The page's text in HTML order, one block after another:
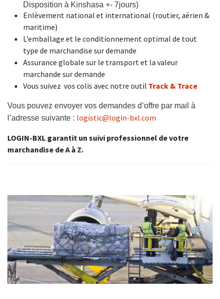
Disposition à Kinshasa +- 7jours)
Enlèvement national et international (routier, aérien &
maritime)
L’emballage et le conditionnement optimal de tout
type de marchandise sur demande
Assurance globale sur le transport et la valeur
marchande sur demande
Vous suivez vos colis avec notre outil Track & Trace
Vous pouvez envoyer vos demandes d’offre par mail à
l’adresse suivante : logistic@login-bxl.com
LOGIN-BXL garantit un suivi professionnel de votre
marchandise de A à Z.